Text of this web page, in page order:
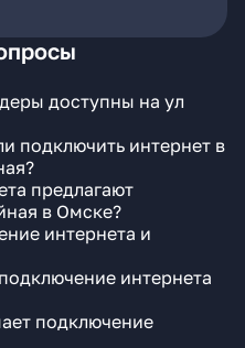
доступны на ул
подключить интернет в
предлагают
в Омске?
интернета и
интернета
подключение